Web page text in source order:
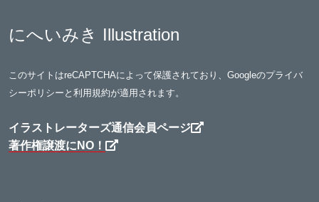
にへいみき Illustration
このサイトはreCAPTCHAによって保護されており、Googleのプライバ
シーポリシー と 利用規約が適用されます。
イラストレーターズ通信会員ページ
著作権譲渡にNO！